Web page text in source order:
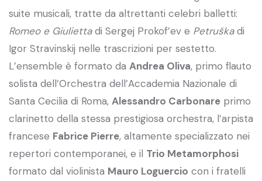
suite musicali, tratte da altrettanti celebri balletti:
Romeo e Giuliettadi Sergej Prokof’ev e Petruškadi
Igor Stravinskij nelle trascrizioni per sestetto.
L’ensemble è formato da Andrea Oliva, primo flauto
solista dell’Orchestra dell’Accademia Nazionale di
Santa Cecilia di Roma, Alessandro Carbonare primo
clarinetto della stessa prestigiosa orchestra, l’arpista
francese Fabrice Pierre, altamente specializzato nei
repertori contemporanei, e il Trio Metamorphosi
formato dal violinista Mauro Loguercio con i fratelli